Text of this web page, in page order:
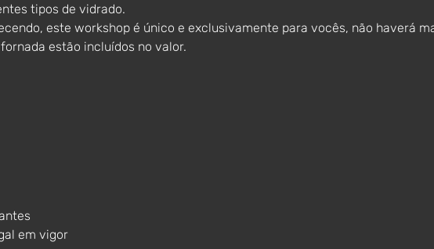
tipos de vidrado.
este workshop é único e exclusivamente para vocês, não haverá
estão incluídos no valor.
em vigor